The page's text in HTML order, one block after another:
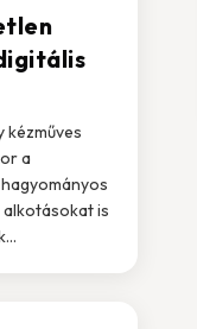
kézműves
a
is